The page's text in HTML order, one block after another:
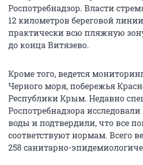
Роспотребнадзор. Власти
12 километров береговой
практически всю пляжную
до конца Витязево.
Кроме того, ведется
Черного моря, побережья
Республики Крым. Недавно
Роспотребнадзора
воды и подтвердили, что все
соответствуют нормам. Всего
258 санитарно-